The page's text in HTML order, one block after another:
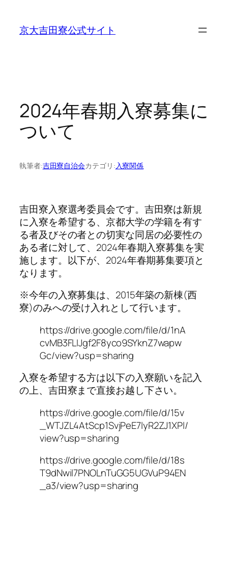
京大吉田寮公式サイト
2024年春期入寮募集に
ついて
執筆者:吉田寮自治会カテゴリ:入寮関係
吉田寮入寮選考委員会です。吉田寮は新規
に入寮を希望する、京都大学の学籍を有す
る者及びその者との切実な同居の必要性の
ある者に対して、2024年春期入寮募集を実
施します。以下が、2024年春期募集要項と
なります。
※今年の入寮募集は、2015年築の新棟(西
寮)のみへの受け入れとして行います。
https://drive.google.com/file/d/1nA
cvMB3FLIJgf2F8yco9SYknZ7wapw
Gc/view?usp=sharing
入寮を希望する方は以下の入寮願いを記入
の上、吉田寮まで直接お越し下さい。
https://drive.google.com/file/d/15v
_WTJZL4AtScp1SvjPeE7lyR2ZJ1XPl/
view?usp=sharing
https://drive.google.com/file/d/18s
T9dNwil7PNOLnTuGG5UGVuP94EN
_a3/view?usp=sharing